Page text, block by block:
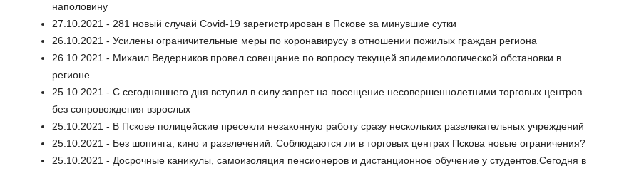
наполовину
27.10.2021 - 281 новый случай Сovid-19 зарегистрирован в Пскове за минувшие сутки
26.10.2021 - Усилены ограничительные меры по коронавирусу в отношении пожилых граждан региона
26.10.2021 - Михаил Ведерников провел совещание по вопросу текущей эпидемиологической обстановки в
регионе
25.10.2021 - С сегодняшнего дня вступил в силу запрет на посещение несовершеннолетними торговых центров
без сопровождения взрослых
25.10.2021 - В Пскове полицейские пресекли незаконную работу сразу нескольких развлекательных учреждений
25.10.2021 - Без шопинга, кино и развлечений. Соблюдаются ли в торговых центрах Пскова новые ограничения?
25.10.2021 - Досрочные каникулы, самоизоляция пенсионеров и дистанционное обучение у студентов.Сегодня в